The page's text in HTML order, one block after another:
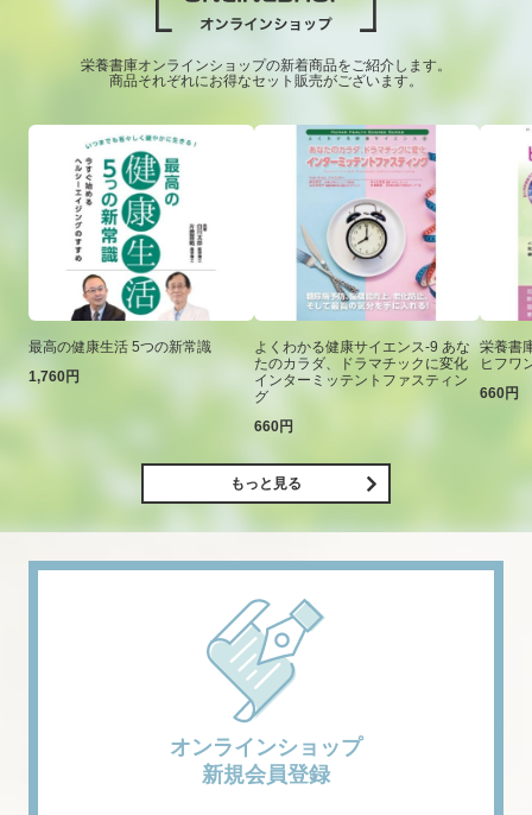
栄養書庫オンラインショップの新着商品をご紹介します。
商品それぞれにお得なセット販売がございます。
最高の健康生活 5つの新常識
1,760円
よくわかる健康サイエンス-9 あな
たのカラダ、ドラマチックに変化
インターミッテントファスティン
グ
660円
栄養書
ヒフワ
660円
もっと見る
オンラインショップ
新規会員登録